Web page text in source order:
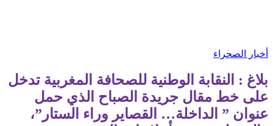
أخبار الصحراء
بلاغ : النقابة الوطنية للصحافة المغربية تدخل
على خط مقال جريدة الصباح الذي حمل
عنوان ” الداخلة… القصاير وراء الستار”،